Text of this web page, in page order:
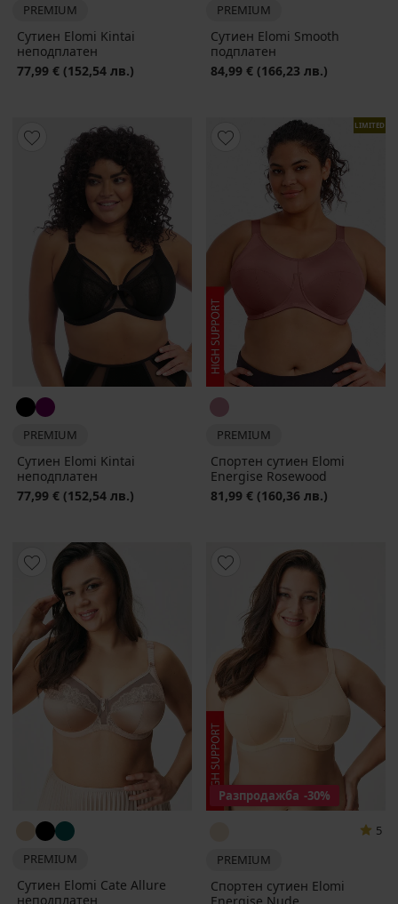
PREMIUM
Сутиен Elomi Kintai
неподплатен
77,99 € (152,54 лв.)
PREMIUM
Сутиен Elomi Smooth
подплатен
84,99 € (166,23 лв.)
PREMIUM
Сутиен Elomi Kintai
неподплатен
77,99 € (152,54 лв.)
LIMITED
PREMIUM
Спортен сутиен Elomi
Energise Rosewood
81,99 € (160,36 лв.)
PREMIUM
Сутиен Elomi Cate Allure
неподплатен
Разпродажба -30%
5
PREMIUM
Спортен сутиен Elomi